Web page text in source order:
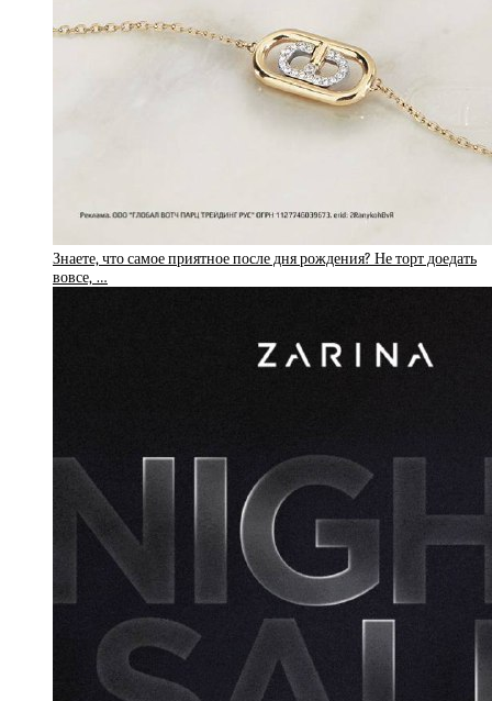
Знаете, что самое приятное после дня рождения? Не торт доедать
вовсе, …